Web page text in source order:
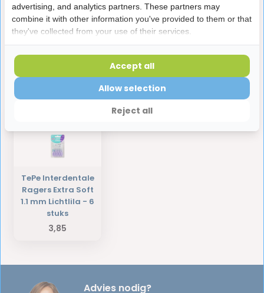
Productomschrijving
Laatst bekeken producten
TePe Interdentale
Ragers Extra Soft
1.1 mm Lichtlila - 6
stuks
3,85
Advies nodig?
advertising, and analytics partners. These partners may
combine it with other information you've provided to them or that
they've collected from your use of their services.
Reject all
Allow selection
Accept all